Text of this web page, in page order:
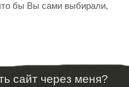
бы Вы сами выбирали,
сайт через меня?